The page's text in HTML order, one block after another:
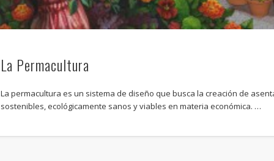
La Permacultura
La permacultura es un sistema de diseño que busca la creación de
sostenibles, ecológicamente sanos y viables en materia económica. …